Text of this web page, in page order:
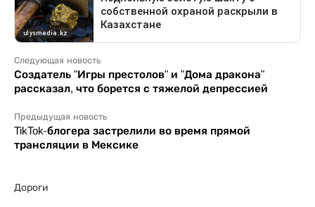
Следующая новость
Создатель "Игры престолов" и "Дома дракона"
рассказал, что борется с тяжелой депрессией
Предыдущая новость
TikTok-блогера застрелили во время прямой
трансляции в Мексике
Дороги